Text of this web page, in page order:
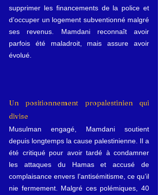
supprimer les financements de la police et
d’occuper un logement subventionné malgré
ses revenus. Mamdani reconnaît avoir
parfois été maladroit, mais assure avoir
évolué.
Un positionnement propalestinien qui
divise
Musulman engagé, Mamdani soutient
depuis longtemps la cause palestinienne. Il a
été critiqué pour avoir tardé à condamner
les attaques du Hamas et accusé de
complaisance envers l’antisémitisme, ce qu’il
nie fermement. Malgré ces polémiques, 40